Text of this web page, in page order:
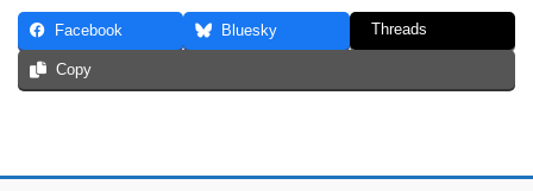
Facebook Bluesky Threads
Copy